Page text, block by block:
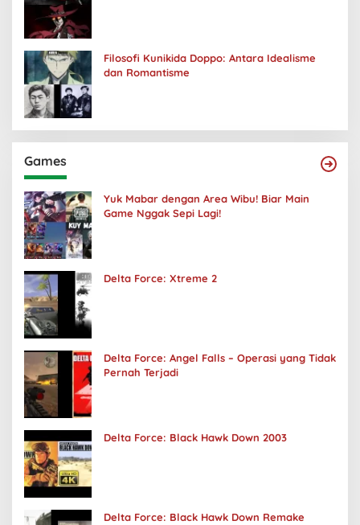
Filosofi Kunikida Doppo: Antara Idealisme
dan Romantisme
Games
Yuk Mabar dengan Area Wibu! Biar Main
Game Nggak Sepi Lagi!
Delta Force: Xtreme 2
Delta Force: Angel Falls – Operasi yang Tidak
Pernah Terjadi
Delta Force: Black Hawk Down 2003
Delta Force: Black Hawk Down Remake